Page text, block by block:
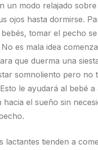
un modo relajado
ojos hasta dormirse.
tomar el pecho
es mala idea
que duerma una
somnoliento pero no
le ayudará al bebé
hacia el sueño sin
lactantes tienden a